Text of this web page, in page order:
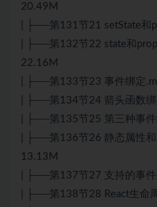
20.49M
| ├──第131节21 setState和
| ├──第132节22 state和
22.16M
| ├──第133节23 事件绑定
| ├──第134节24 箭头函数
| ├──第135节25 第三种事
| ├──第136节26 静态属性
13.13M
| ├──第137节27 支持的事
| ├──第138节28 React生命